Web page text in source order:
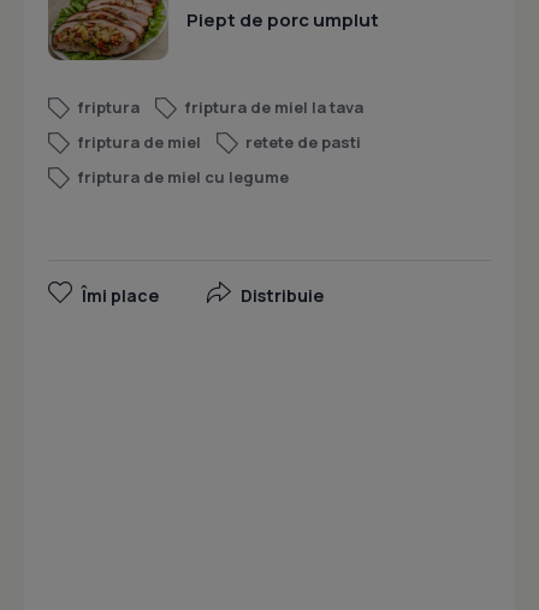
Piept de porc umplut
friptura
friptura de miel la tava
friptura de miel
retete de pasti
friptura de miel cu legume
Îmi place Distribuie